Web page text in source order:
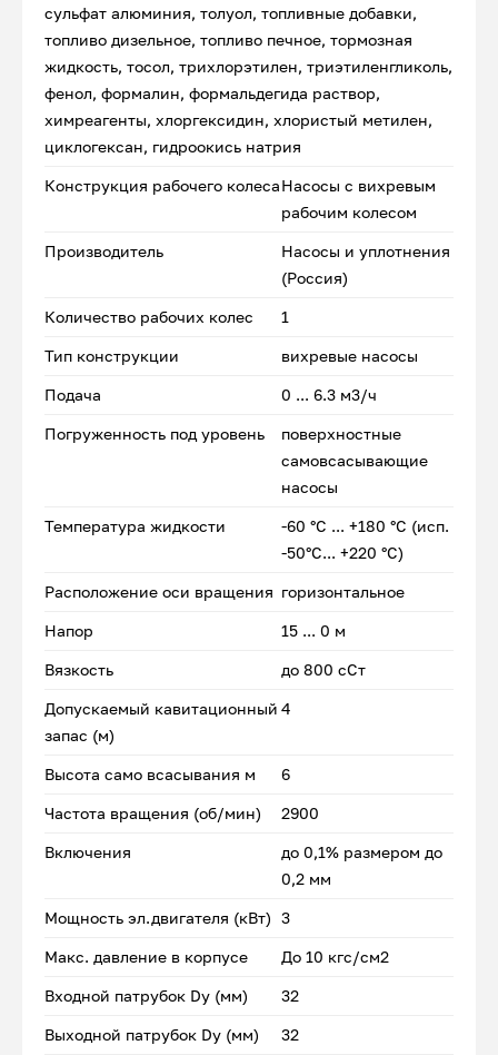
сульфат алюминия, толуол, топливные добавки,
топливо дизельное, топливо печное, тормозная
жидкость, тосол, трихлорэтилен, триэтиленгликоль,
фенол, формалин, формальдегида раствор,
химреагенты, хлоргексидин, хлористый метилен,
циклогексан, гидроокись натрия
Конструкция рабочего колесаНасосы с вихревым
рабочим колесом
Производитель
Насосы и уплотнения
(Россия)
Количество рабочих колес 1
Тип конструкции вихревые насосы
Подача 0 ... 6.3 м3/ч
Погруженность под уровень
поверхностные
самовсасывающие
насосы
Температура жидкости
-60 °С ... +180 °С (исп.
-50°С... +220 °С)
Расположение оси вращения горизонтальное
Напор 15 ... 0 м
Вязкость до 800 сСт
Допускаемый кавитационный
запас (м)
4
Высота само всасывания м 6
Частота вращения (об/мин) 2900
Включения
до 0,1% размером до
0,2 мм
Мощность эл.двигателя (кВт) 3
Макс. давление в корпусе До 10 кгс/см2
Входной патрубок Dу (мм) 32
Выходной патрубок Dу (мм) 32